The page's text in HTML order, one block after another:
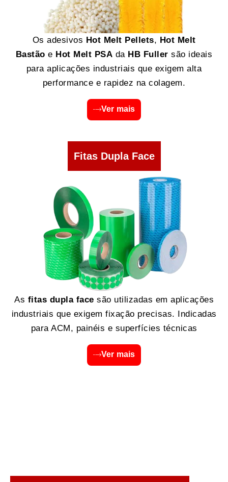
Os adesivos Hot Melt Pellets, Hot Melt
Bastão e Hot Melt PSA da HB Fuller são ideais
para aplicações industriais que exigem alta
performance e rapidez na colagem.
Ver mais
Fitas Dupla Face
As fitas dupla face são utilizadas em aplicações
industriais que exigem fixação precisas. Indicadas
para ACM, painéis e superfícies técnicas
Ver mais